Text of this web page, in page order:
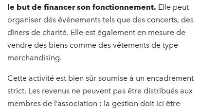
le but de financer son fonctionnement. Elle peut
organiser dés événements tels que des concerts, des
dîners de charité. Elle est également en mesure de
vendre des biens comme des vêtements de type
merchandising.
Cette activité est bien sûr soumise à un encadrement
strict. Les revenus ne peuvent pas être distribués aux
membres de l’association : la gestion doit ici être